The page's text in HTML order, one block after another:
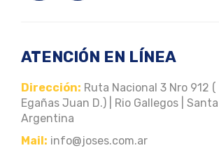
ATENCIÓN EN LÍNEA
Dirección: Ruta Nacional 3 Nro 912
Egañas Juan D.) | Rio Gallegos | Santa
Argentina
Mail: info@joses.com.ar